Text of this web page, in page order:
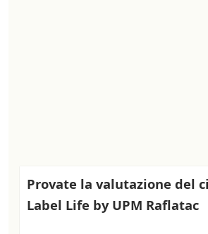
Provate la valutazione del
Label Life by UPM Raflatac